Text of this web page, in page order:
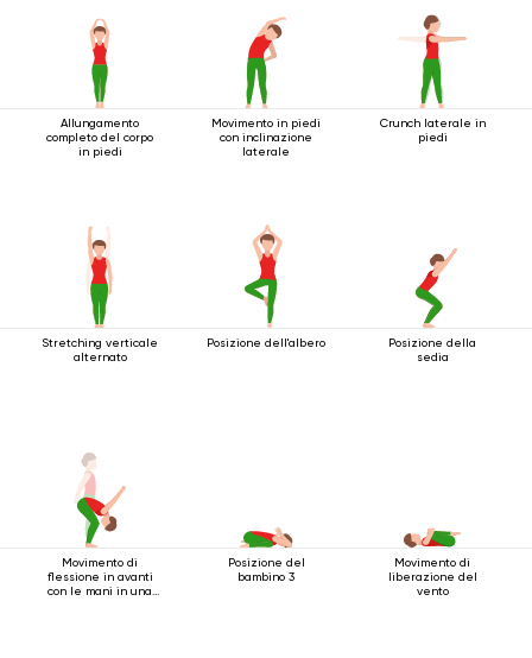
Allungamento
completo del corpo
in piedi
Movimento in piedi
con inclinazione
laterale
Crunch laterale in
piedi
Stretching verticale
alternato
Posizione dell'albero
Posizione della
sedia
Movimento di
flessione in avanti
con le mani in una
Posizione del
bambino 3
Movimento di
liberazione del
vento